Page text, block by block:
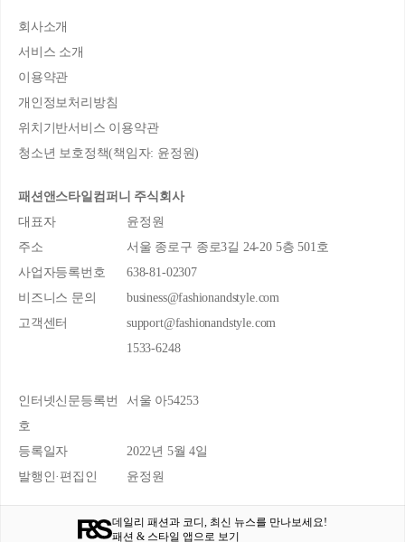
데일리 패션과 코디, 최신 뉴스를 만나보세요!
패션 & 스타일 앱으로 보기
회사소개
서비스 소개
이용약관
개인정보처리방침
위치기반서비스 이용약관
청소년 보호정책(책임자: 윤정원)
패션앤스타일컴퍼니 주식회사
대표자
윤정원
주소
서울 종로구 종로3길 24-20 5층 501호
사업자등록번호
638-81-02307
비즈니스 문의
business@fashionandstyle.com
고객센터
support@fashionandstyle.com
1533-6248
인터넷신문등록번
호
서울 아54253
등록일자
2022년 5월 4일
발행인·편집인
윤정원